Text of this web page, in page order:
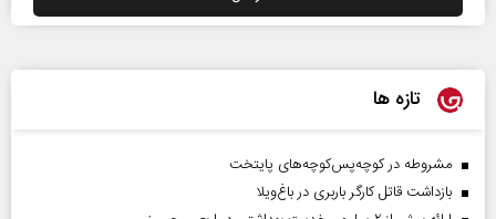
تازه ها
مشروطه در کوچه‌پس‌کوچه‌های پایتخت
بازداشت قاتل کارگر باربری در باغ‌ویلا